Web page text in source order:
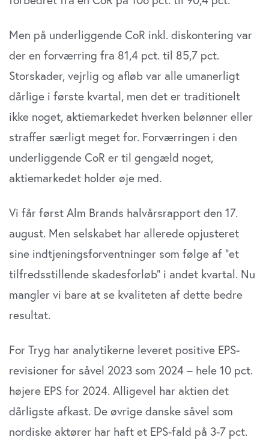
Men på underliggende CoR inkl. diskontering var
der en forværring fra 81,4 pct. til 85,7 pct.
Storskader, vejrlig og afløb var alle umanerligt
dårlige i første kvartal, men det er traditionelt
ikke noget, aktiemarkedet hverken be­lønner eller
straffer særligt meget for. Forværringen i den
underliggende CoR er til gengæld noget,
aktiemarkedet holder øje med.
Vi får først Alm Brands halvårsrapport den 17.
august. Men selskabet har allerede opjusteret
sine indtjeningsforventninger som følge af ”et
tilfredsstillende skadesforløb” i andet kvartal. Nu
mangler vi bare at se kvaliteten af dette bedre
resultat.
For Tryg har analytikerne leveret positive EPS-
revisio­ner for såvel 2023 som 2024 – hele 10 pct.
højere EPS for 2024. Alligevel har aktien det
dårligste afkast. De øvrige danske såvel som
nordiske aktører har haft et EPS-fald på 3-7 pct.